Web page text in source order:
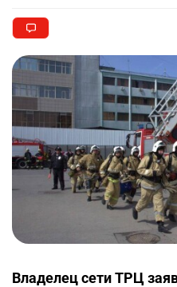
Владелец сети ТРЦ